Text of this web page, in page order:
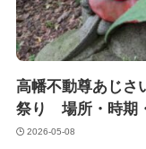
高幡不動尊あじ
祭り 場所・時期
2026-05-08